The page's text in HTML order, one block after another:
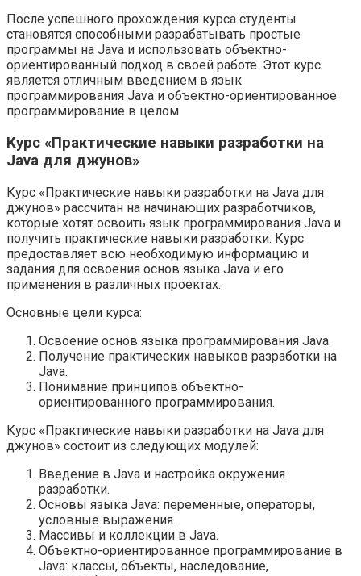
После успешного прохождения курса студенты
становятся способными разрабатывать простые
программы на Java и использовать объектно-
ориентированный подход в своей работе. Этот курс
является отличным введением в язык
программирования Java и объектно-ориентированное
программирование в целом.
Курс «Практические навыки разработки на
Java для джунов»
Курс «Практические навыки разработки на Java для
джунов» рассчитан на начинающих разработчиков,
которые хотят освоить язык программирования Java и
получить практические навыки разработки. Курс
предоставляет всю необходимую информацию и
задания для освоения основ языка Java и его
применения в различных проектах.
Основные цели курса:
Освоение основ языка программирования Java.
Получение практических навыков разработки на
Java.
Понимание принципов объектно-
ориентированного программирования.
Курс «Практические навыки разработки на Java для
джунов» состоит из следующих модулей:
Введение в Java и настройка окружения
разработки.
Основы языка Java: переменные, операторы,
условные выражения.
Массивы и коллекции в Java.
Объектно-ориентированное программирование в
Java: классы, объекты, наследование,